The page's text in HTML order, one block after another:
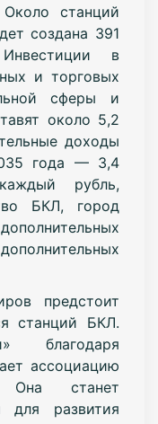
станций
создана 391
в
и торговых
сферы и
около 5,2
доходы
года — 3,4
рубль,
БКЛ, город
предстоит
станций БКЛ.
благодаря
ассоциацию
станет
для развития